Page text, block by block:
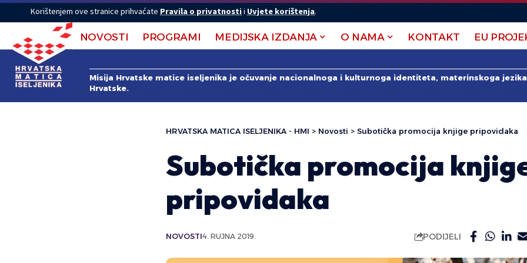
Korištenjem ove stranice prihvaćate Pravila o privatnostii Uvjete korištenja.
NOVOSTI PROGRAMI MEDIJSKA IZDANJA O NAMA KONTAKT EU
Misija Hrvatske matice iseljenika je očuvanje nacionalnoga i kulturnoga identiteta, materinskoga
Hrvatske.
HRVATSKA MATICA ISELJENIKA - HMI > Novosti > Subotička promocija knjige pripovidaka
Subotička promocija
pripovidaka
NOVOSTI4. RUJNA 2019. PODIJELI